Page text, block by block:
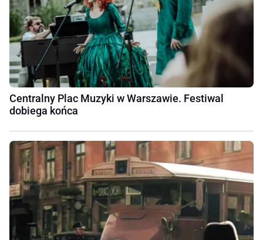
Centralny Plac Muzyki w Warszawie. Festiwal
dobiega końca